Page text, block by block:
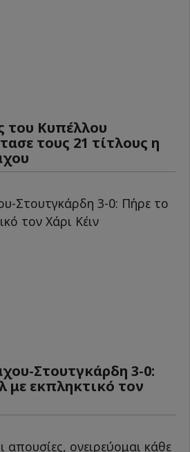
του Κυπέλλου
τους 21 τίτλους η
Στουτγκάρδη 3-0:
με εκπληκτικό τον